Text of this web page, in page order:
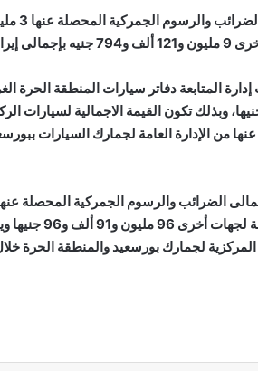
12 مليون و 850 ألف و147 جنيه.
جنيها، وبذلك تكون القيمة الاجمالية
المحصلة
لجمارك بورسعيد والمنطقة الحرة خلال شهر سبتمبر 2019 حوالى 151